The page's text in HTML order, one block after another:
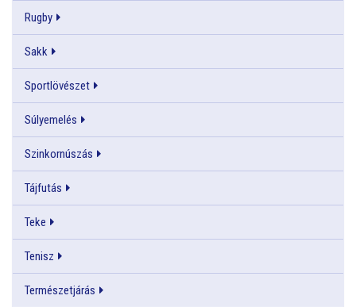
Rugby
Sakk
Sportlövészet
Súlyemelés
Szinkornúszás
Tájfutás
Teke
Tenisz
Természetjárás